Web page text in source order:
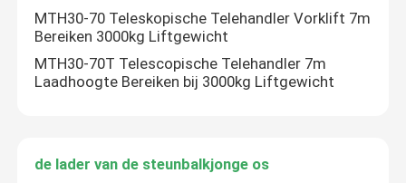
MTH30-70 Teleskopische Telehandler Vorklift 7m
Bereiken 3000kg Liftgewicht
MTH30-70T Telescopische Telehandler 7m
Laadhoogte Bereiken bij 3000kg Liftgewicht
de lader van de steunbalkjonge os